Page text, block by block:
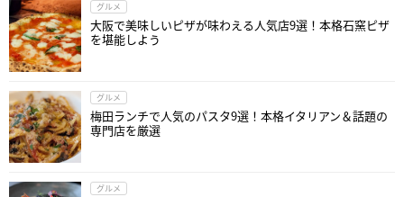
グルメ
大阪で美味しいピザが味わえる人気店9選！本格石窯ピザ
を堪能しよう
グルメ
梅田ランチで人気のパスタ9選！本格イタリアン＆話題の
専門店を厳選
グルメ